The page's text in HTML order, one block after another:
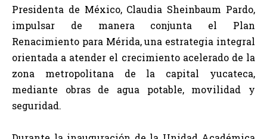
Presidenta de México, Claudia Sheinbaum Pardo,
impulsar de manera conjunta el Plan
Renacimiento para Mérida, una estrategia integral
orientada a atender el crecimiento acelerado de la
zona metropolitana de la capital yucateca,
mediante obras de agua potable, movilidad y
seguridad.